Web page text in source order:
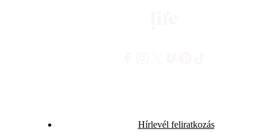
Hírlevél feliratkozás